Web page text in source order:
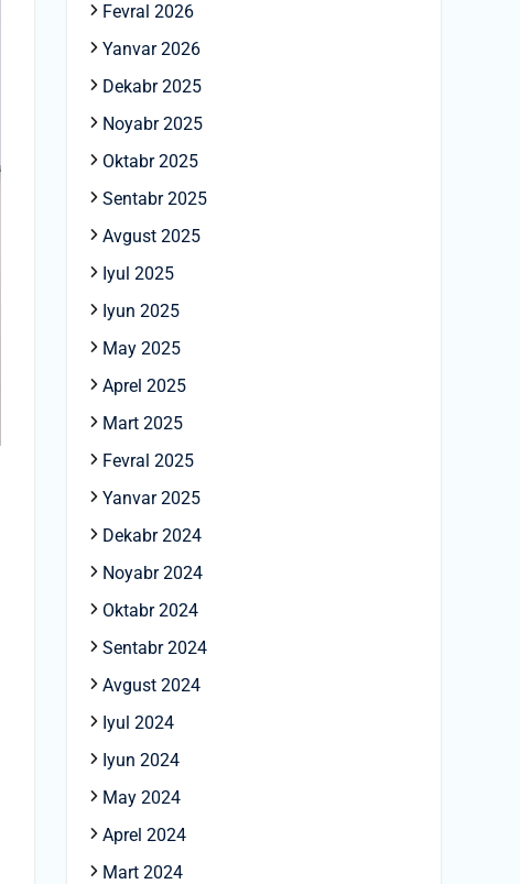
Fevral 2026
Yanvar 2026
Dekabr 2025
Noyabr 2025
Oktabr 2025
Sentabr 2025
Avgust 2025
Iyul 2025
Iyun 2025
May 2025
Aprel 2025
Mart 2025
Fevral 2025
Yanvar 2025
Dekabr 2024
Noyabr 2024
Oktabr 2024
Sentabr 2024
Avgust 2024
Iyul 2024
Iyun 2024
May 2024
Aprel 2024
Mart 2024